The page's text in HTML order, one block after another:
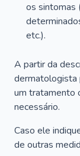
os sintomas
etc.).
A partir da
dermatologista
um tratamento
necessário.
Caso ele
de outras